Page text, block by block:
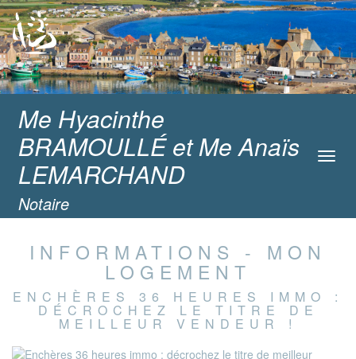
Me Hyacinthe
BRAMOULLÉ et Me Anaïs
LEMARCHAND
Notaire
INFORMATIONS - MON
LOGEMENT
ENCHÈRES 36 HEURES IMMO :
DÉCROCHEZ LE TITRE DE
MEILLEUR VENDEUR !